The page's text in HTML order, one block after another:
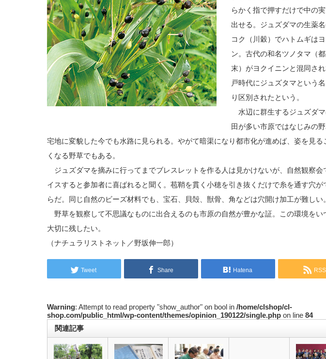
らかく指で押すだけで中の
出せる。ジュズダマの生薬
コク（川穀）でハトムギは
ン。古代の和名ツノタマ（
末）がヨクイニンと混同さ
戸時代にジュズタマという
り区別されたという。
水辺に群生するジュズダ
田が多い市原ではなじみの
宅地に変貌した今でも水路に見られる。やがて暗渠になり都市化が進めば、姿を見る
くなる野草でもある。
ジュズダマを摘みに行ってまでブレスレットを作る人は見かけないが、自然観察会
イスすると参加者に喜ばれると聞く。苞鞘を貫く小穂を引き抜くだけで糸を通す穴が
らだ。同じ自然のビーズ材料でも、宝石、貝殻、獣骨、角などは穴開け加工が難しい。
野草を観察して不思議なものに出合えるのも市原の自然が豊かな証。この環境をい
大切に残したい。
（ナチュラリストネット／野坂伸一郎）
Tweet Share Hatena RSS
Warning: Attempt to read property "show_author" on bool in /home/clshop/cl-
shop.com/public_html/wp-content/themes/opinion_190122/single.php on line 84
関連記事